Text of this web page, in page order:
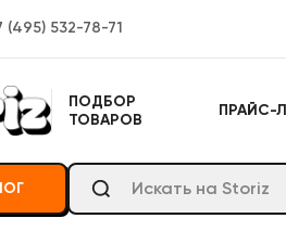
(495) 532-78-71
ПОДБОР
ТОВАРОВ
ПРАЙС-